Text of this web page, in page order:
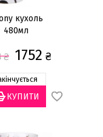
кухоль
480мл
₴ 1752 ₴